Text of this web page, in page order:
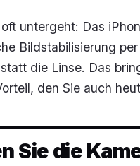
untergeht: Das
Bildstabilisierung
die Linse. Das
den Sie auch
Sie die